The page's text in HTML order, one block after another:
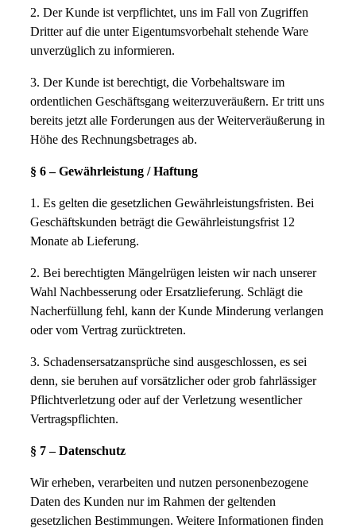
2. Der Kunde ist verpflichtet, uns im Fall von Zugriffen
Dritter auf die unter Eigentumsvorbehalt stehende Ware
unverzüglich zu informieren.
3. Der Kunde ist berechtigt, die Vorbehaltsware im
ordentlichen Geschäftsgang weiterzuveräußern. Er tritt uns
bereits jetzt alle Forderungen aus der Weiterveräußerung in
Höhe des Rechnungsbetrages ab.
§ 6 – Gewährleistung / Haftung
1. Es gelten die gesetzlichen Gewährleistungsfristen. Bei
Geschäftskunden beträgt die Gewährleistungsfrist 12
Monate ab Lieferung.
2. Bei berechtigten Mängelrügen leisten wir nach unserer
Wahl Nachbesserung oder Ersatzlieferung. Schlägt die
Nacherfüllung fehl, kann der Kunde Minderung verlangen
oder vom Vertrag zurücktreten.
3. Schadensersatzansprüche sind ausgeschlossen, es sei
denn, sie beruhen auf vorsätzlicher oder grob fahrlässiger
Pflichtverletzung oder auf der Verletzung wesentlicher
Vertragspflichten.
§ 7 – Datenschutz
Wir erheben, verarbeiten und nutzen personenbezogene
Daten des Kunden nur im Rahmen der geltenden
gesetzlichen Bestimmungen. Weitere Informationen finden